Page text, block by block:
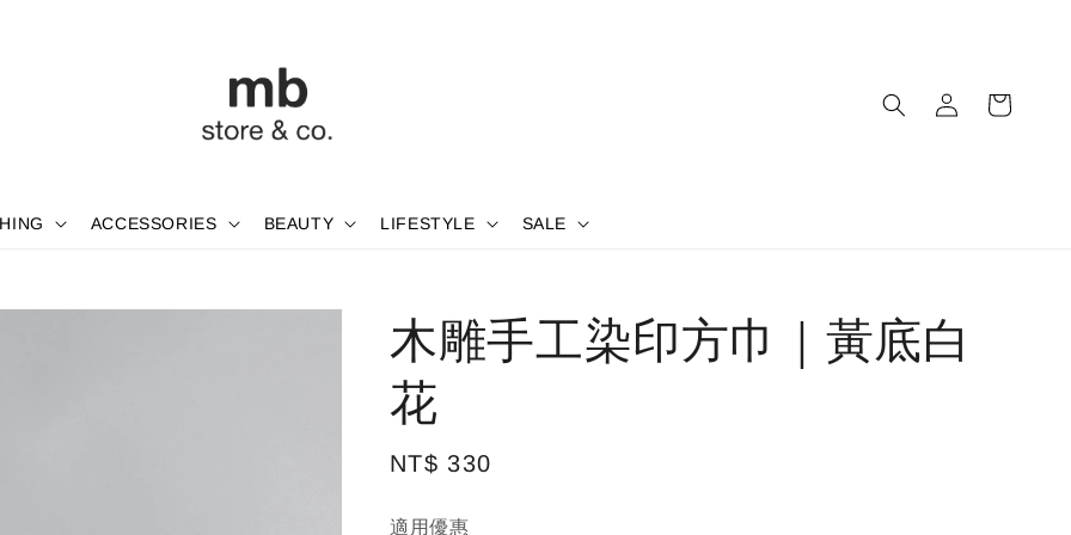
ACCESSORIES BEAUTY LIFESTYLE SALE
木雕手工染印方巾｜黃底白
花
Regular
NT$ 330
適用優惠